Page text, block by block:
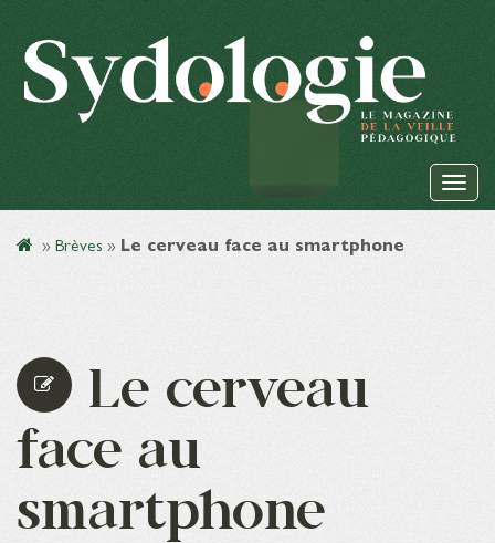
» Brèves » Le cerveau face au smartphone
Le cerveau
face au
smartphone